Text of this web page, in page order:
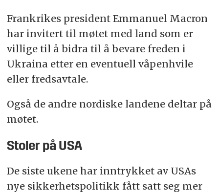
Frankrikes president Emmanuel Macron
har invitert til møtet med land som er
villige til å bidra til å bevare freden i
Ukraina etter en eventuell våpenhvile
eller fredsavtale.
Også de andre nordiske landene deltar på
møtet.
Stoler på USA
De siste ukene har inntrykket av USAs
nye sikkerhetspolitikk fått satt seg mer